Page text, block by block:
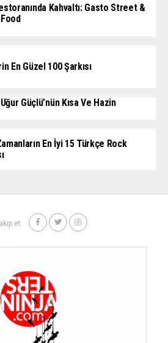
Kahvaltı: Gasto Street &
En Güzel 100 Şarkısı
Güçlü’nün Kısa Ve Hazin
En İyi 15 Türkçe Rock
et